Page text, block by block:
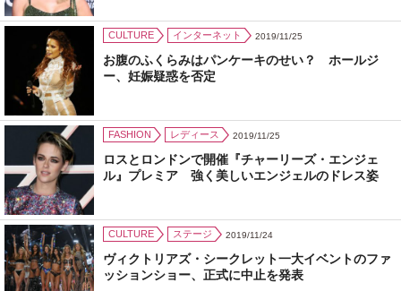
CULTURE インターネット 2019/11/25
お腹のふくらみはパンケーキのせい？ ホールジ
ー、妊娠疑惑を否定
FASHION レディース 2019/11/25
ロスとロンドンで開催『チャーリーズ・エンジェ
ル』プレミア 強く美しいエンジェルのドレス姿
CULTURE ステージ 2019/11/24
ヴィクトリアズ・シークレット一大イベントのファ
ッションショー、正式に中止を発表